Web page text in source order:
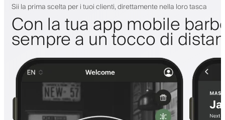
Sii la prima scelta per i tuoi clienti, direttamente nella loro tasca
Con la tua app mobile
sempre a un tocco di